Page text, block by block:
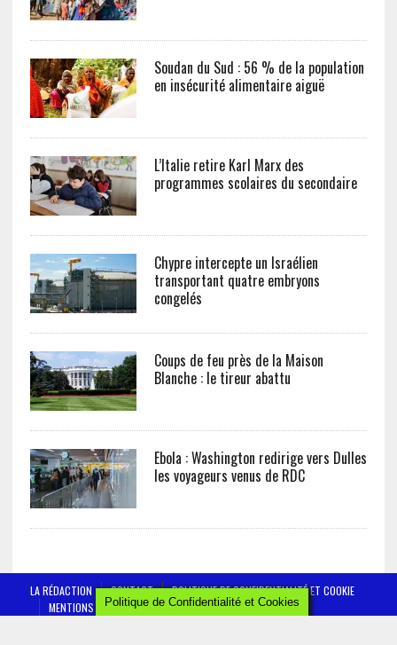
Soudan du Sud : 56 % de la population
en insécurité alimentaire aiguë
L’Italie retire Karl Marx des
programmes scolaires du secondaire
Chypre intercepte un Israélien
transportant quatre embryons
congelés
Coups de feu près de la Maison
Blanche : le tireur abattu
Ebola : Washington redirige vers Dulles
les voyageurs venus de RDC
LA RÉDACTION CONTACT
POLITIQUE DE CONFIDENTIALITÉ ET COOKIE
MENTIONS LÉGALESPolitique de Confidentialité et Cookies